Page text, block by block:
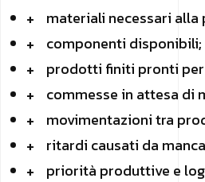
materiali necessari alla
componenti disponibili;
prodotti finiti pronti
commesse in attesa di
movimentazioni tra
ritardi causati da
priorità produttive e